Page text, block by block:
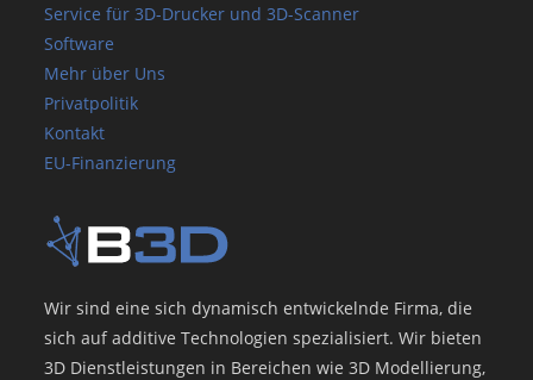
Service für 3D-Drucker und 3D-Scanner
Software
Mehr über Uns
Privatpolitik
Kontakt
EU-Finanzierung
Wir sind eine sich dynamisch entwickelnde Firma, die
sich auf additive Technologien spezialisiert. Wir bieten
3D Dienstleistungen in Bereichen wie 3D Modellierung,